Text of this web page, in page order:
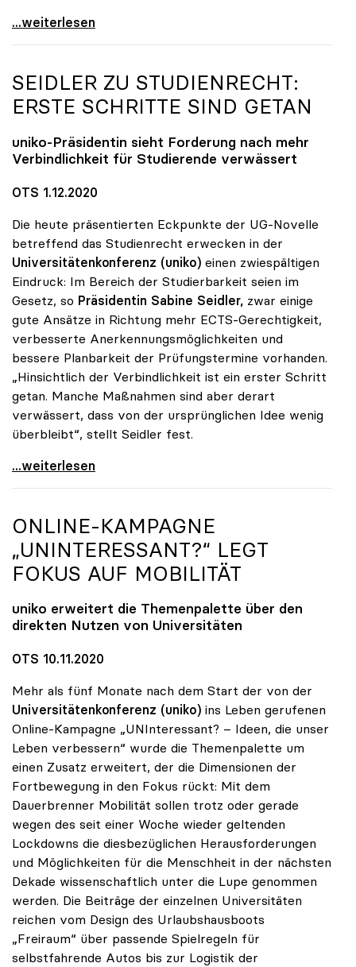
uniko unterstützt Petition zu Dotierung des „Fonds
...weiterlesen
SEIDLER ZU STUDIENRECHT:
ERSTE SCHRITTE SIND GETAN
uniko-Präsidentin sieht Forderung nach mehr
Verbindlichkeit für Studierende verwässert
OTS 1.12.2020
Die heute präsentierten Eckpunkte der UG-Novelle
betreffend das Studienrecht erwecken in der
Universitätenkonferenz (uniko) einen zwiespältigen
Eindruck: Im Bereich der Studierbarkeit seien im
Gesetz, so Präsidentin Sabine Seidler, zwar einige
gute Ansätze in Richtung mehr ECTS-Gerechtigkeit,
verbesserte Anerkennungsmöglichkeiten und
bessere Planbarkeit der Prüfungstermine vorhanden.
„Hinsichtlich der Verbindlichkeit ist ein erster Schritt
getan. Manche Maßnahmen sind aber derart
verwässert, dass von der ursprünglichen Idee wenig
überbleibt“, stellt Seidler fest.
Seidler zu Studienrecht: Erste Schritte sind getan
...weiterlesen
ONLINE-KAMPAGNE
„UNINTERESSANT?“ LEGT
FOKUS AUF MOBILITÄT
uniko erweitert die Themenpalette über den
direkten Nutzen von Universitäten
OTS 10.11.2020
Mehr als fünf Monate nach dem Start der von der
Universitätenkonferenz (uniko) ins Leben gerufenen
Online-Kampagne „UNInteressant? – Ideen, die unser
Leben verbessern“ wurde die Themenpalette um
einen Zusatz erweitert, der die Dimensionen der
Fortbewegung in den Fokus rückt: Mit dem
Dauerbrenner Mobilität sollen trotz oder gerade
wegen des seit einer Woche wieder geltenden
Lockdowns die diesbezüglichen Herausforderungen
und Möglichkeiten für die Menschheit in der nächsten
Dekade wissenschaftlich unter die Lupe genommen
werden. Die Beiträge der einzelnen Universitäten
reichen vom Design des Urlaubshausboots
„Freiraum“ über passende Spielregeln für
selbstfahrende Autos bis zur Logistik der